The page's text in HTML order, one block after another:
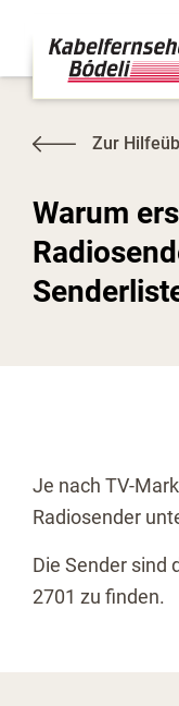
Zur
Warum
Je nach TV-
Radiosender
Die Sender sind
2701 zu finden.